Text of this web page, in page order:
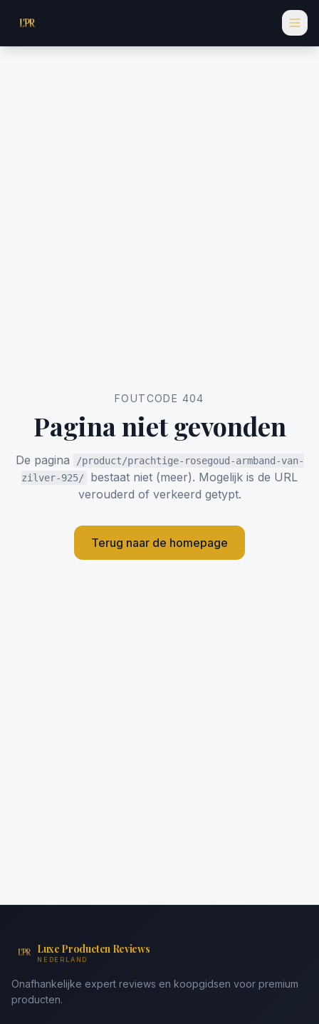
FOUTCODE 404
Pagina niet gevonden
De pagina
/product/prachtige-rosegoud-armband-van-
zilver-925/
bestaat niet (meer). Mogelijk is de URL
verouderd of verkeerd getypt.
Terug naar de homepage
Luxe Producten Reviews
NEDERLAND
Onafhankelijke expert reviews en koopgidsen voor premium
producten.